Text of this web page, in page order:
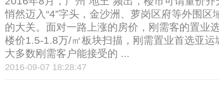
悄然迈入“4”字头，金沙洲、萝岗区府等外围区
的大关。面对一路上涨的房价，刚需客的置业
楼价1.5-1.8万/㎡板块扫描，刚需置业首选亚运
大多数刚需客户能接受的 ...
2016-09-07 18:28:47